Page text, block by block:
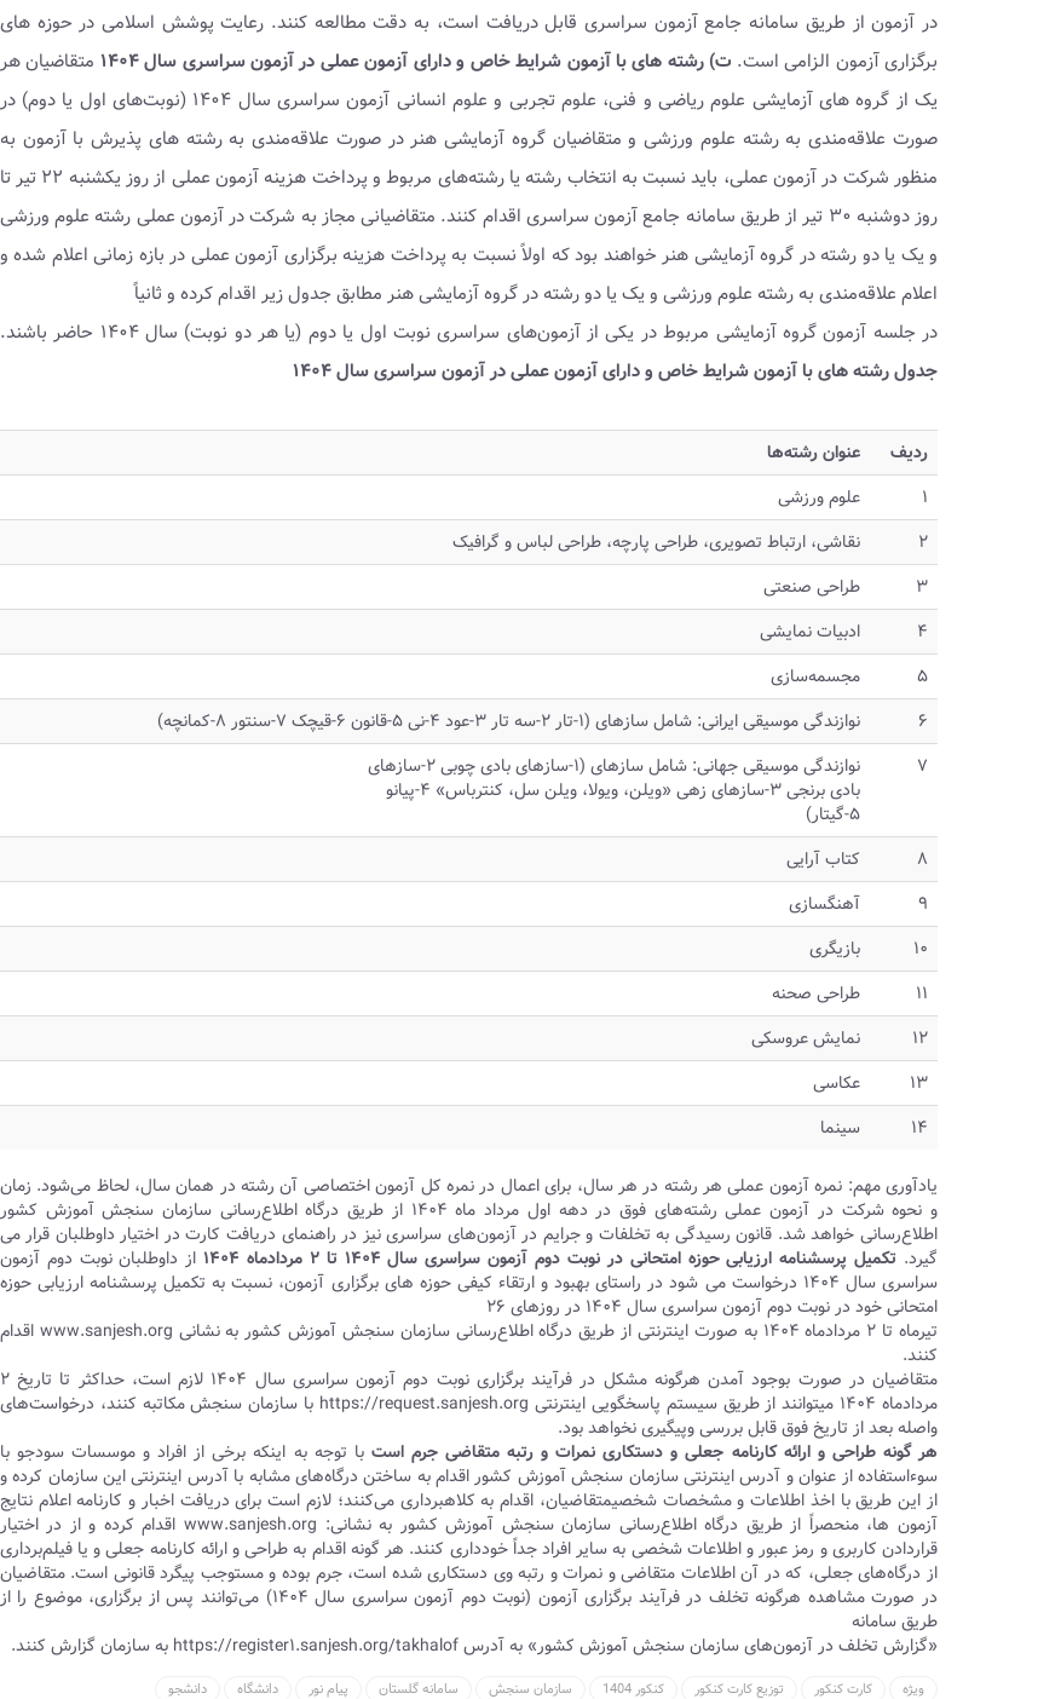
در آزمون از طریق سامانه جامع آزمون سراسری قابل دریافت است، به دقت مطالعه کنند. رعایت پوشش اسلامی در حوزه های
برگزاری آزمون الزامی است. ت) رشته های با آزمون شرایط خاص و دارای آزمون عملی در آزمون سراسری سال ۱۴۰۴
متقاضیان هر
یک از گروه های آزمایشی علوم ریاضی و فنی، علوم تجربی و علوم انسانی آزمون سراسری سال ۱۴۰۴ (نوبت‌های اول یا دوم) در
صورت علاقه‌مندی به رشته علوم ورزشی و متقاضیان گروه آزمایشی هنر در صورت علاقه‌مندی به رشته های پذیرش با آزمون به
منظور شرکت در آزمون عملی، باید نسبت به انتخاب رشته‌ یا رشته‌های مربوط و پرداخت هزینه آزمون عملی از روز یکشنبه ۲۲ تیر تا
روز دوشنبه ۳۰ تیر از طریق سامانه جامع آزمون سراسری اقدام کنند. متقاضیانی مجاز به شرکت در آزمون عملی رشته علوم ورزشی
و یک یا دو رشته در گروه آزمایشی هنر خواهند بود که اولاً نسبت به پرداخت هزینه برگزاری آزمون عملی در بازه زمانی اعلام شده و
اعلام علاقه‌مندی به رشته علوم ورزشی و یک یا دو رشته در گروه آزمایشی هنر مطابق جدول زیر اقدام کرده و ثانیاً
در جلسه آزمون گروه آزمایشی مربوط در یکی از آزمون‌های سراسری نوبت اول یا دوم (یا هر دو نوبت) سال ۱۴۰۴ حاضر باشند.
جدول رشته های با آزمون شرایط خاص و دارای آزمون عملی در آزمون سراسری سال ۱۴۰۴
ردیف
عنوان رشته‌ها
۱
علوم ورزشی
۲
نقاشی، ارتباط تصویری، طراحی پارچه، طراحی لباس و گرافیک
۳
طراحی صنعتی
۴
ادبیات نمایشی
۵
مجسمه‌سازی
۶
نوازندگی موسیقی ایرانی: شامل سازهای (۱-تار ۲-سه تار ۳-عود ۴-نی ۵-قانون ۶-قیچک ۷-‌سنتور ۸-کمانچه)
۷
نوازندگی موسیقی جهانی: شامل سازهای (۱-سازهای بادی چوبی ۲-سازهای
بادی برنجی ۳-سازهای زهی «ویلن، ویولا، ویلن‌ سل، کنترباس» ۴-پیانو
۵-گیتار)
۸
کتاب آرایی
۹
آهنگسازی
۱۰
بازیگری
۱۱
طراحی صحنه
۱۲
نمایش عروسکی
۱۳
عکاسی
۱۴
سینما
یادآوری مهم: نمره آزمون عملی هر رشته در هر سال، برای اعمال در نمره کل آزمون اختصاصی آن رشته در همان سال، لحاظ می‌شود. زمان
و نحوه شرکت در آزمون عملی رشته‌های فوق در دهه اول مرداد ماه ۱۴۰۴ از طریق درگاه اطلاع‌رسانی سازمان سنجش آموزش کشور
اطلاع‌رسانی خواهد شد. قانون رسیدگی به تخلفات و جرایم در آزمون‌های سراسری نیز در راهنمای دریافت کارت در اختیار داوطلبان قرار می
گیرد. تکمیل پرسشنامه ارزیابی حوزه امتحانی در نوبت دوم آزمون سراسری سال ۱۴۰۴ تا ۲ مردادماه ۱۴۰۴
از داوطلبان نوبت دوم آزمون
سراسری سال ۱۴۰۴ درخواست می شود در راستای بهبود و ارتقاء کیفی حوزه های برگزاری آزمون، نسبت به تکمیل پرسشنامه ارزیابی حوزه
امتحانی خود در نوبت دوم آزمون سراسری سال ۱۴۰۴ در روزهای ۲۶
تیرماه تا ۲ مردادماه ۱۴۰۴ به صورت اینترنتی از طریق درگاه اطلاع‌رسانی سازمان سنجش آموزش کشور به نشانی www.sanjesh.org اقدام
کنند.
متقاضیان در صورت بوجود آمدن هرگونه مشکل در فرآیند برگزاری نوبت دوم آزمون سراسری سال ۱۴۰۴ لازم است، حداکثر تا تاریخ ۲
مردادماه ۱۴۰۴ میتوانند از طریق سیستم پاسخگویی اینترنتی https://request.sanjesh.org با سازمان سنجش مکاتبه کنند، درخواست‌های
واصله بعد از تاریخ فوق قابل بررسی وپیگیری نخواهد بود.
هر گونه طراحی و ارائه کارنامه جعلی و دستکاری نمرات و رتبه متقاضی جرم استبا توجه به اینکه برخی از افراد و موسسات سودجو با
سوءاستفاده از عنوان و آدرس اینترنتی سازمان سنجش آموزش کشور اقدام به ساختن درگاه‌های مشابه با آدرس اینترنتی این سازمان کرده و
از این طریق با اخذ اطلاعات و مشخصات شخصیمتقاضیان، اقدام به کلاهبرداری می‌کنند؛ لازم است برای دریافت اخبار و کارنامه اعلام نتایج
آزمون ها، منحصراً از طریق درگاه اطلاع‌رسانی سازمان سنجش آموزش کشور به نشانی: www.sanjesh.org اقدام کرده و از در اختیار
قراردادن کاربری و رمز عبور و اطلاعات شخصی به سایر افراد جداً خودداری کنند. هر گونه اقدام به طراحی و ارائه کارنامه جعلی و یا فیلم‌برداری
از درگاه‌های جعلی، که در آن اطلاعات متقاضی و نمرات و رتبه وی دستکاری شده است، جرم بوده و مستوجب پیگرد قانونی است. متقاضیان
در صورت مشاهده هرگونه تخلف در فرآیند برگزاری آزمون (نوبت دوم آزمون سراسری سال ۱۴۰۴) می‌توانند پس از برگزاری، موضوع را از
طریق سامانه
«گزارش تخلف در آزمون‌های سازمان سنجش آموزش کشور» به آدرس https://register۱.sanjesh.org/takhalof به سازمان گزارش کنند.
ویژه کارت کنکور توزیع کارت کنکور کنکور 1404 سازمان سنجش سامانه گلستان پیام نور دانشگاه دانشجو